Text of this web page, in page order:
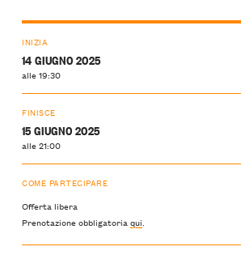
INIZIA
14 GIUGNO 2025
alle 19:30
FINISCE
15 GIUGNO 2025
alle 21:00
COME PARTECIPARE
Offerta libera
Prenotazione obbligatoriaqui.